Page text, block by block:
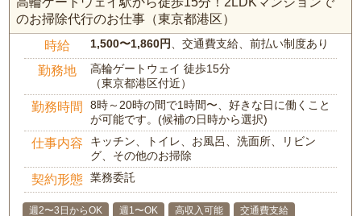
のお掃除代行のお仕事（東京都港区）
時給 1,500〜1,860円 、交通費支給、前払い制度あり
勤務地
高輪ゲートウェイ 徒歩15分
（東京都港区付近）
勤務時間
8時～20時の間で1時間〜、好きな日に働くこと
が可能です。(候補の日時から選択)
仕事内容
キッチン、トイレ、お風呂、洗面所、リビン
グ、その他のお掃除
契約形態 業務委託
週2〜3日からOK 週1〜OK 高収入可能
交通費支給